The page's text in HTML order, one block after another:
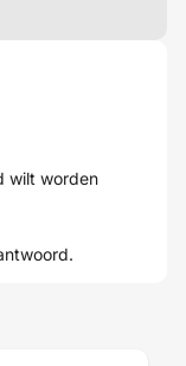
wilt worden